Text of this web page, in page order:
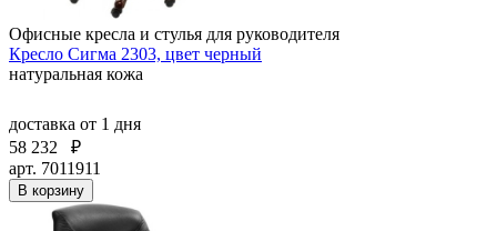
Офисные кресла и стулья для руководителя
Кресло Сигма 2303, цвет черный
натуральная кожа
доставка от 1 дня
58 232
₽
арт. 7011911
В корзину